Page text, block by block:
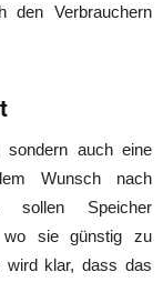
den Verbrauchern
sondern auch eine
Wunsch nach
sollen Speicher
wo sie günstig zu
wird klar, dass das